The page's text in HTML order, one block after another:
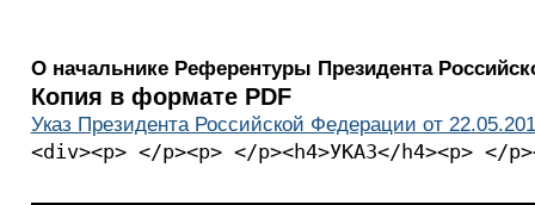
О начальнике Референтуры Президента
Копия в формате PDF
Указ Президента Российской Федерации от
<div><p> </p><p> </p><h4>УКАЗ</h4><p> </